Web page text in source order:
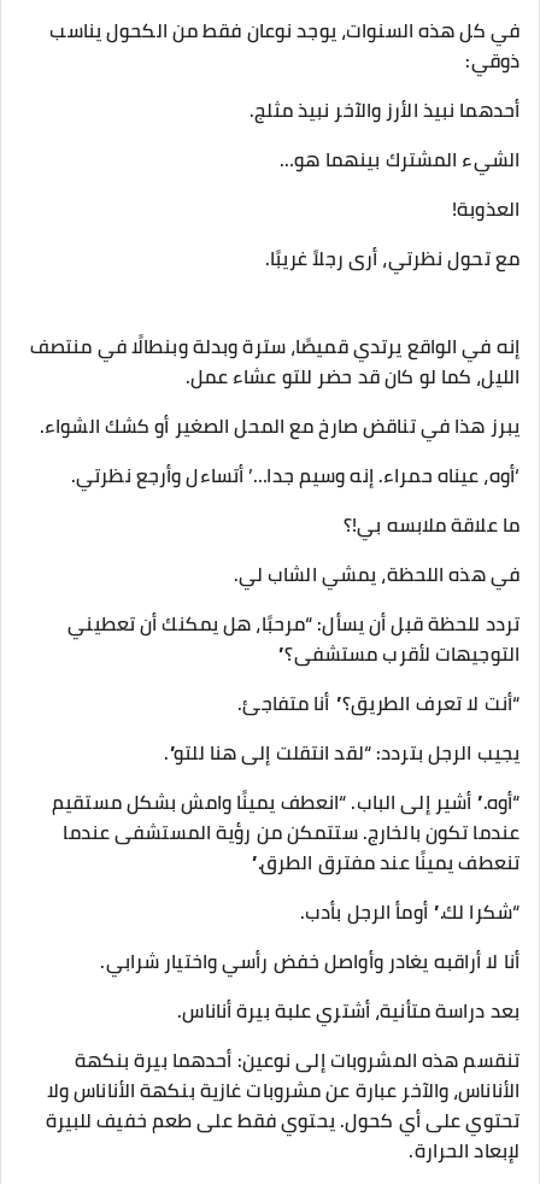
في كل هذه السنوات، يوجد نوعان فقط من الكحول يناسب
ذوقي:
أحدهما نبيذ الأرز والآخر نبيذ مثلج.
الشيء المشترك بينهما هو…
العذوبة!
مع تحول نظرتي، أرى رجلاً غريبًا.
إنه في الواقع يرتدي قميصًا، سترة وبدلة وبنطالًا في منتصف
الليل، كما لو كان قد حضر للتو عشاء عمل.
يبرز هذا في تناقض صارخ مع المحل الصغير أو كشك الشواء.
‘أوه، عيناه حمراء. إنه وسيم جدا…’ أتساءل وأرجع نظرتي.
ما علاقة ملابسه بي!؟
في هذه اللحظة، يمشي الشاب لي.
تردد للحظة قبل أن يسأل: “مرحبًا، هل يمكنك أن تعطيني
التوجيهات لأقرب مستشفى؟”
“أنت لا تعرف الطريق؟” أنا متفاجئ.
يجيب الرجل بتردد: “لقد انتقلت إلى هنا للتو”.
“أوه.” أشير إلى الباب. “انعطف يمينًا وامش بشكل مستقيم
عندما تكون بالخارج. ستتمكن من رؤية المستشفى عندما
تنعطف يمينًا عند مفترق الطرق.”
“شكرا لك.” أومأ الرجل بأدب.
أنا لا أراقبه يغادر وأواصل خفض رأسي واختيار شرابي.
بعد دراسة متأنية، أشتري علبة بيرة أناناس.
تنقسم هذه المشروبات إلى نوعين: أحدهما بيرة بنكهة
الأناناس، والآخر عبارة عن مشروبات غازية بنكهة الأناناس ولا
تحتوي على أي كحول. يحتوي فقط على طعم خفيف للبيرة
لإبعاد الحرارة.